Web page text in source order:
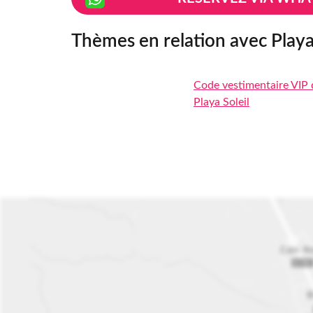
Thèmes en relation avec
Code vestimentaire VIP
Playa Soleil